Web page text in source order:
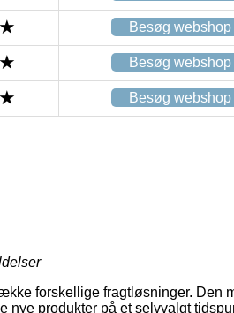
Besøg webshop
Besøg webshop
Besøg webshop
forskellige fragtløsninger. Den
nye produkter på et selvvalgt